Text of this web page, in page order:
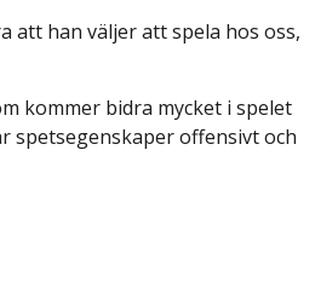
att han väljer att spela hos oss,
kommer bidra mycket i spelet
spetsegenskaper offensivt och